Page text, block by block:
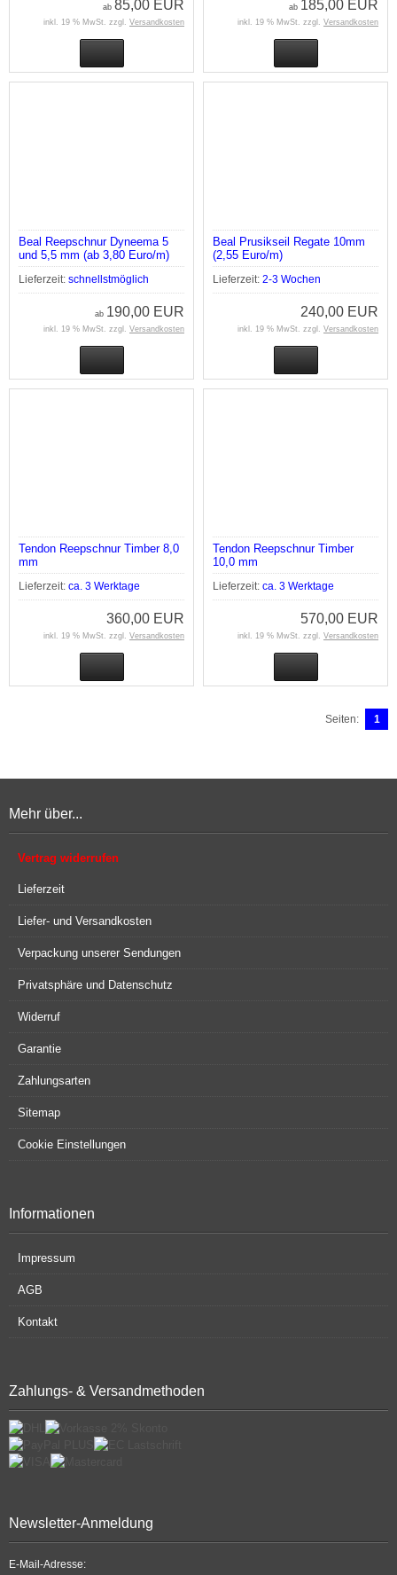
ab 85,00 EUR
inkl. 19 % MwSt. zzgl. Versandkosten
ab 185,00 EUR
inkl. 19 % MwSt. zzgl. Versandkosten
Beal Reepschnur Dyneema 5
und 5,5 mm (ab 3,80 Euro/m)
Lieferzeit: schnellstmöglich
ab 190,00 EUR
inkl. 19 % MwSt. zzgl. Versandkosten
Beal Prusikseil Regate 10mm
(2,55 Euro/m)
Lieferzeit: 2-3 Wochen
240,00 EUR
inkl. 19 % MwSt. zzgl. Versandkosten
Tendon Reepschnur Timber 8,0
mm
Lieferzeit: ca. 3 Werktage
360,00 EUR
inkl. 19 % MwSt. zzgl. Versandkosten
Tendon Reepschnur Timber
10,0 mm
Lieferzeit: ca. 3 Werktage
570,00 EUR
inkl. 19 % MwSt. zzgl. Versandkosten
Seiten: 1
Mehr über...
Vertrag widerrufen
Lieferzeit
Liefer- und Versandkosten
Verpackung unserer Sendungen
Privatsphäre und Datenschutz
Widerruf
Garantie
Zahlungsarten
Sitemap
Cookie Einstellungen
Informationen
Impressum
AGB
Kontakt
Zahlungs- & Versandmethoden
Newsletter-Anmeldung
E-Mail-Adresse: